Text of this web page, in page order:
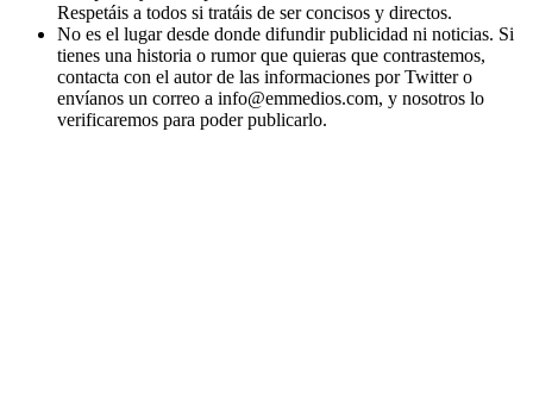
Respetáis a todos si tratáis de ser concisos y directos.
No es el lugar desde donde difundir publicidad ni noticias. Si
tienes una historia o rumor que quieras que contrastemos,
contacta con el autor de las informaciones por Twitter o
envíanos un correo a info@emmedios.com, y nosotros lo
verificaremos para poder publicarlo.